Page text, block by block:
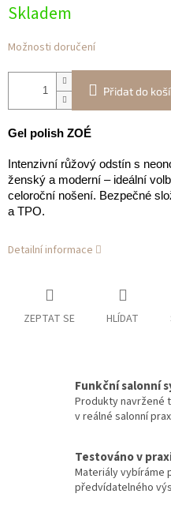
cena:
Skladem
Možnosti doručení
Přidat do
Gel polish ZOÉ
Intenzivní růžový odstín s
ženský a moderní – ideální
celoroční nošení. Bezpečné
a TPO.
Detailní informace
ZEPTAT SE HLÍDAT
Funkční salonní
Produkty navržené
v reálné salonní
Testováno v
Materiály vybíráme
předvídatelného